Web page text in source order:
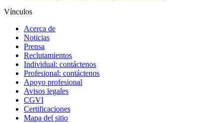
Vínculos
Acerca de
Noticias
Prensa
Reclutamientos
Individual: contáctenos
Profesional: contáctenos
Apoyo profesional
Avisos legales
CGVI
Certificaciones
Mapa del sitio